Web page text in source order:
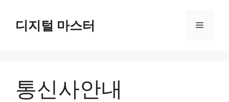
디지털 마스터 메
통신사안내